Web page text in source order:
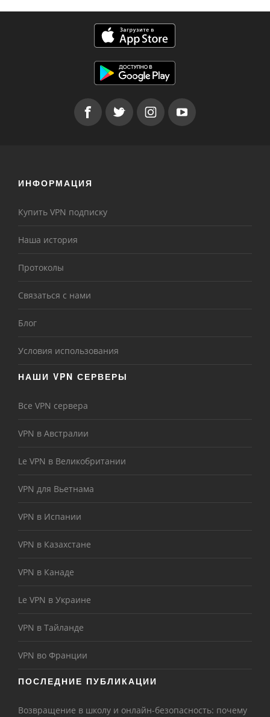
ИНФОРМАЦИЯ
Купить VPN подписку
Наша история
Протоколы
Связаться с нами
Блог
Условия использования
НАШИ VPN СЕРВЕРЫ
Все VPN сервера
VPN в Австралии
Le VPN в Великобритании
VPN для Вьетнама
VPN в Испании
VPN в Казахстане
VPN в Канаде
Le VPN в Украине
VPN в Тайланде
VPN во Франции
ПОСЛЕДНИЕ ПУБЛИКАЦИИ
Возвращение в школу и онлайн-безопасность: почему